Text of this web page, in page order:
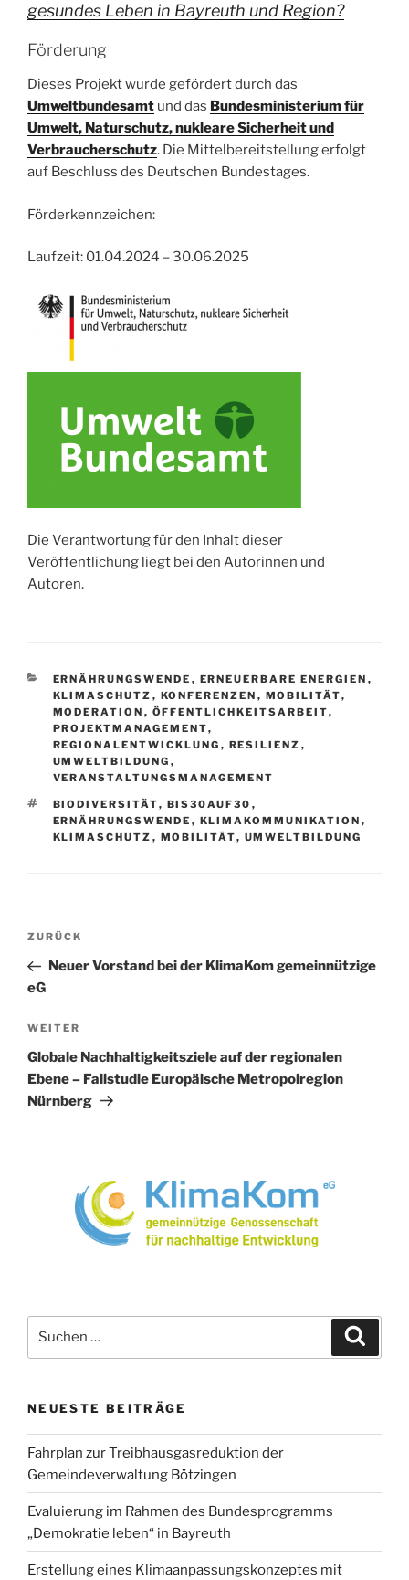
gesundes Leben in Bayreuth und Region?
Förderung
Dieses Projekt wurde gefördert durch das
Umweltbundesamt und das Bundesministerium für
Umwelt, Naturschutz, nukleare Sicherheit und
Verbraucherschutz. Die Mittelbereitstellung erfolgt
auf Beschluss des Deutschen Bundestages.
Förderkennzeichen:
Laufzeit: 01.04.2024 – 30.06.2025
Die Verantwortung für den Inhalt dieser
Veröffentlichung liegt bei den Autorinnen und
Autoren.
KATEGORIEN
ERNÄHRUNGSWENDE , ERNEUERBARE ENERGIEN ,
KLIMASCHUTZ , KONFERENZEN , MOBILITÄT,
MODERATION , ÖFFENTLICHKEITSARBEIT,
PROJEKTMANAGEMENT,
REGIONALENTWICKLUNG , RESILIENZ ,
UMWELTBILDUNG ,
VERANSTALTUNGSMANAGEMENT
SCHLAGWÖRTER
BIODIVERSITÄT, BIS30AUF30 ,
ERNÄHRUNGSWENDE , KLIMAKOMMUNIKATION ,
KLIMASCHUTZ , MOBILITÄT, UMWELTBILDUNG
Beitragsnavigation
Vorheriger
Beitrag
ZURÜCK
Neuer Vorstand bei der KlimaKom gemeinnützige
eG
Nächster
Beitrag
WEITER
Globale Nachhaltigkeitsziele auf der regionalen
Ebene – Fallstudie Europäische Metropolregion
Nürnberg
nach:
NEUESTE BEITRÄGE
Fahrplan zur Treibhausgasreduktion der
Gemeindeverwaltung Bötzingen
Evaluierung im Rahmen des Bundesprogramms
„Demokratie leben“ in Bayreuth
Erstellung eines Klimaanpassungskonzeptes mit